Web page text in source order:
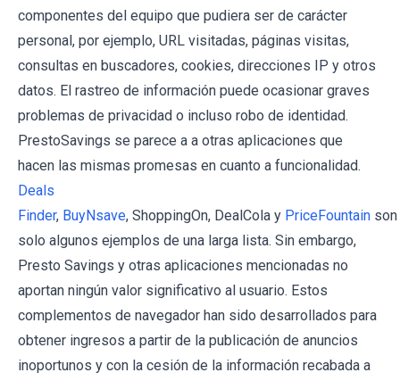
componentes del equipo que pudiera ser de carácter
personal, por ejemplo, URL visitadas, páginas visitas,
consultas en buscadores, cookies, direcciones IP y otros
datos. El rastreo de información puede ocasionar graves
problemas de privacidad o incluso robo de identidad.
PrestoSavings se parece a a otras aplicaciones que
hacen las mismas promesas en cuanto a funcionalidad.
Deals
Finder, BuyNsave, ShoppingOn, DealCola y PriceFountain son
solo algunos ejemplos de una larga lista. Sin embargo,
Presto Savings y otras aplicaciones mencionadas no
aportan ningún valor significativo al usuario. Estos
complementos de navegador han sido desarrollados para
obtener ingresos a partir de la publicación de anuncios
inoportunos y con la cesión de la información recabada a